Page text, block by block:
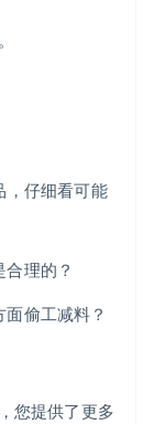
，仔细看可能
理的？
偷工减料？
您提供了更多